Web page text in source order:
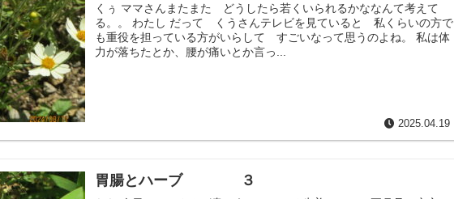
くぅ ママさんまたまた どうしたら若くいられるかななんて考えて
る。。 わたし だって くうさんテレビを見ていると 私くらいの方で
も重役を担っている方がいらして すごいなって思うのよね。 私は体
力が落ちたとか、腰が痛いとか言っ...
2025.04.19
胃腸とハーブ ３